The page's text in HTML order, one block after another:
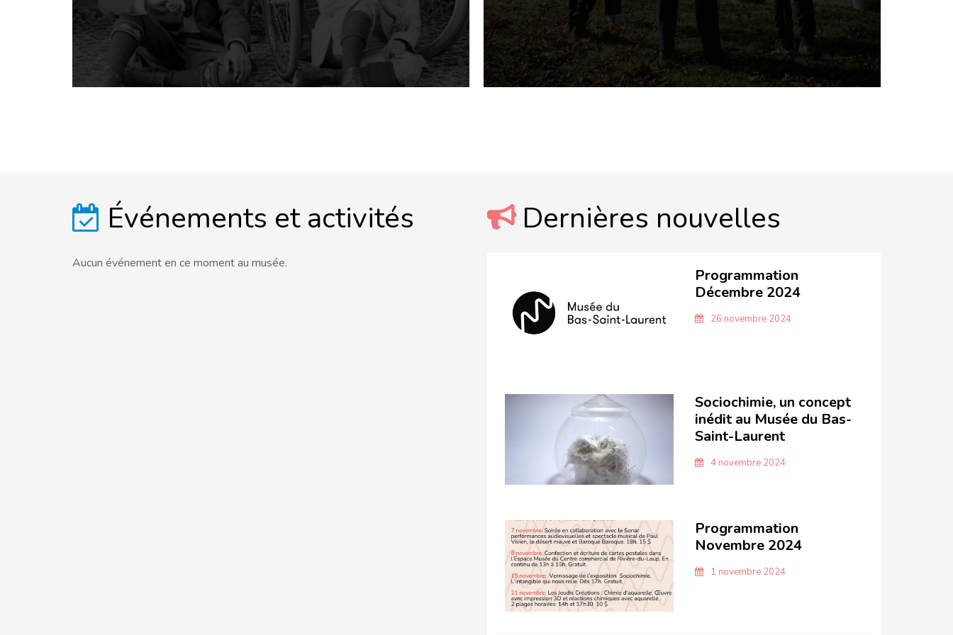
Événements et activités
Aucun événement en ce moment au musée.
Dernières nouvelles
Programmation
Décembre 2024
26 novembre 2024
Sociochimie, un concept
inédit au Musée du Bas-
Saint-Laurent
4 novembre 2024
Programmation
Novembre 2024
1 novembre 2024